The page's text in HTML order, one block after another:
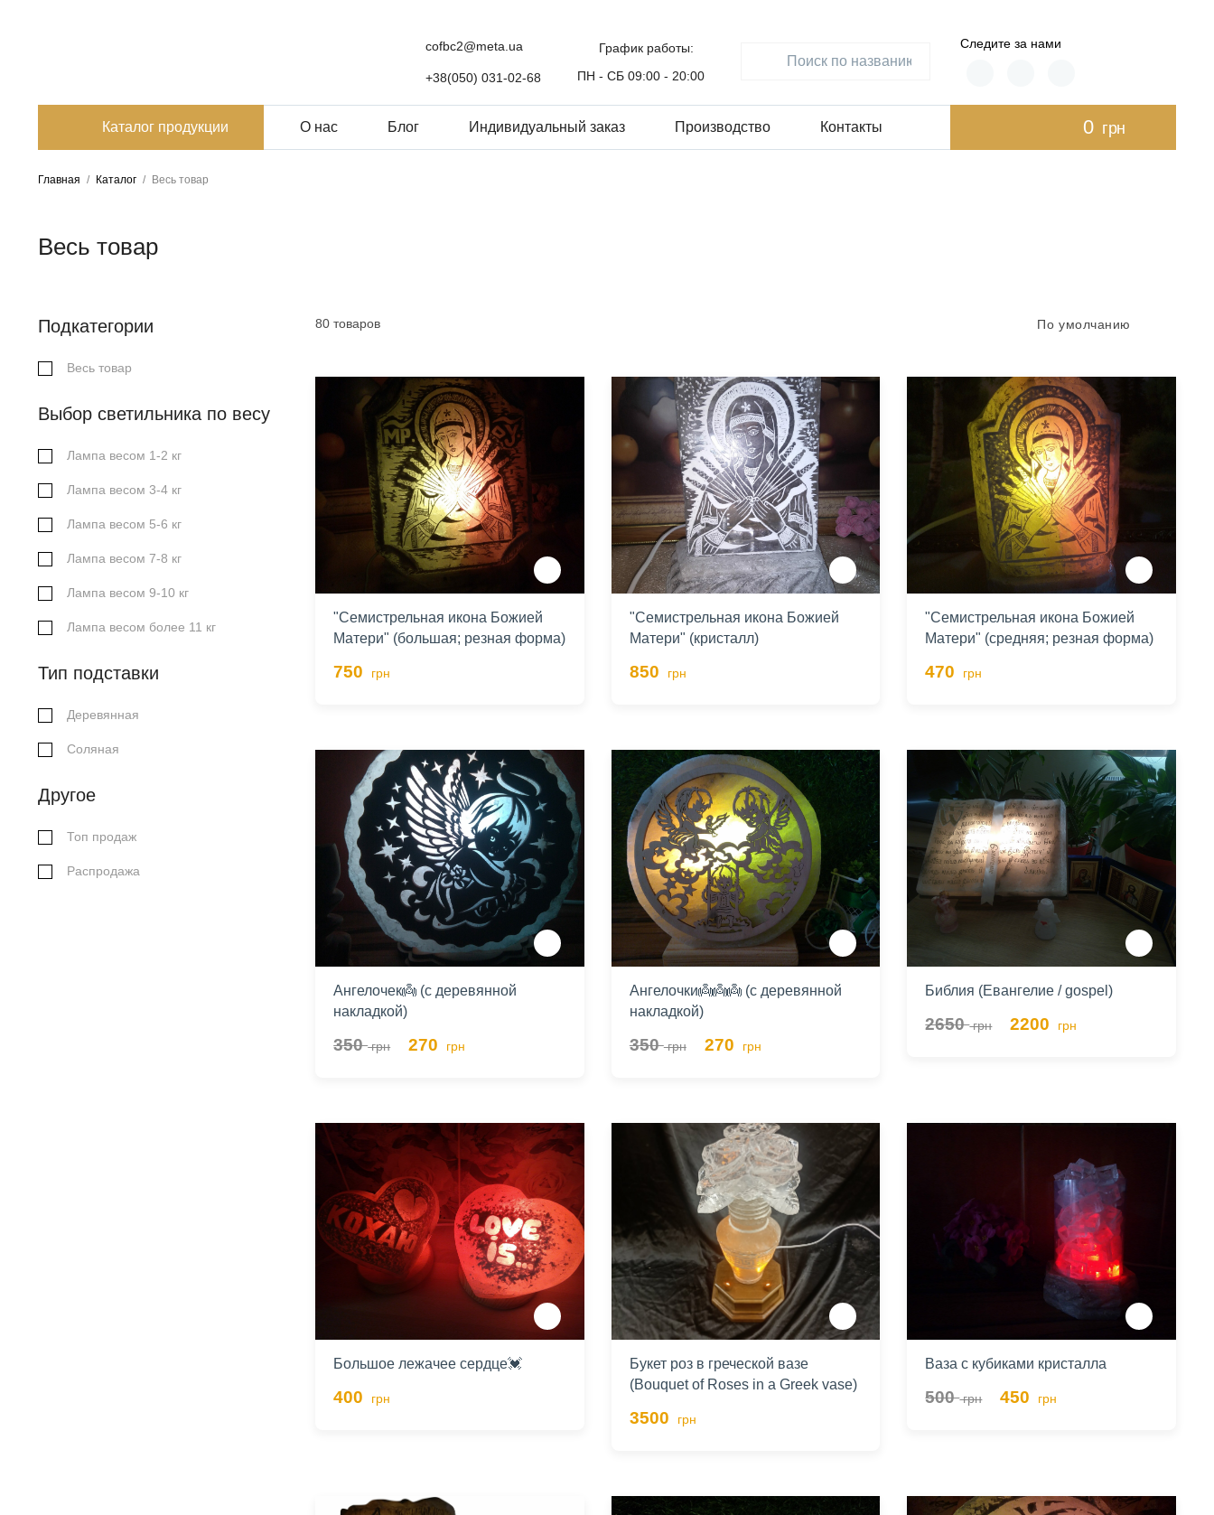
cofbc2@meta.ua
+38(050) 031-02-68
График работы:
ПН - СБ 09:00 - 20:00
Следите за нами
Каталог продукции О нас Блог Индивидуальный заказ Производство Контакты 0 грн
Главная / Каталог / Весь товар
Весь товар
Подкатегории
Весь товар
Выбор светильника по весу
Лампа весом 1-2 кг
Лампа весом 3-4 кг
Лампа весом 5-6 кг
Лампа весом 7-8 кг
Лампа весом 9-10 кг
Лампа весом более 11 кг
Тип подставки
Деревянная
Соляная
Другое
Топ продаж
Распродажа
80 товаров По умолчанию
"Семистрельная икона Божией
Матери" (большая; резная форма)
750 грн
"Семистрельная икона Божией
Матери" (кристалл)
850 грн
"Семистрельная икона Божией
Матери" (средняя; резная форма)
470 грн
Ангелочек👼 (с деревянной
накладкой)
350грн 270 грн
Ангелочки👼👼👼 (с деревянной
накладкой)
350грн 270 грн
Библия (Евангелие / gospel)
2650грн 2200 грн
Большое лежачее сердце💓
400 грн
Букет роз в греческой вазе
(Bouquet of Roses in a Greek vase)
3500 грн
Ваза с кубиками кристалла
500грн 450 грн